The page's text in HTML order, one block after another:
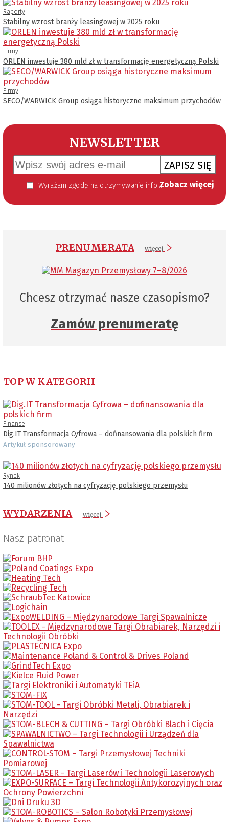
Raporty
Stabilny wzrost branży leasingowej w 2025 roku
Firmy
ORLEN inwestuje 380 mld zł w transformację energetyczną Polski
Firmy
SECO/WARWICK Group osiąga historyczne maksimum przychodów
NEWSLETTER
ZAPISZ SIĘ
Wyrażam zgodę na otrzymywanie informacji handlowej kierowanej do mnie za pomocą środków komunikacji elektronicznej w szczególności poczty elektronicznej zgodnie z przepisem art. 10 ust 2 ustawy z dnia 18 lipca 2002 roku o świadczeniu usług drogą elektroniczną (Dz. U. 144 z 2002 r. poz. 1204). Zgoda jest dobrowolna, jednak jej wyrażenie jest konieczne, aby otrzymywać newsletter. Zobacz więcej
PRENUMERATA więcej
Chcesz otrzymać nasze czasopismo?
Zamów prenumeratę
TOP W KATEGORII
Finanse
Dig.IT Transformacja Cyfrowa – dofinansowania dla polskich firm
Artykuł sponsorowany
Rynek
140 milionów złotych na cyfryzację polskiego przemysłu
WYDARZENIA więcej
Nasz patronat